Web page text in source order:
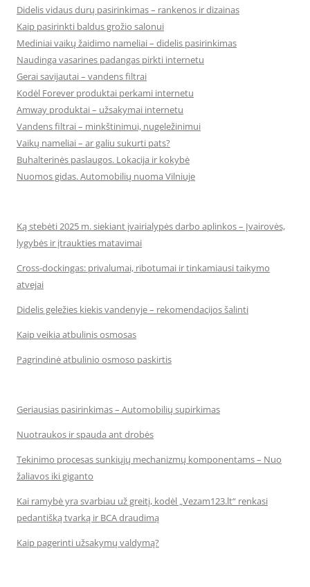
Didelis vidaus durų pasirinkimas – rankenos ir dizainas
Kaip pasirinkti baldus grožio salonui
Mediniai vaikų žaidimo nameliai – didelis pasirinkimas
Naudinga vasarines padangas pirkti internetu
Gerai savijautai – vandens filtrai
Kodėl Forever produktai perkami internetu
Amway produktai – užsakymai internetu
Vandens filtrai – minkštinimui, nugeležinimui
Vaikų nameliai – ar galiu sukurti pats?
Buhalterinės paslaugos. Lokacija ir kokybė
Nuomos gidas. Automobilių nuoma Vilniuje
Ką stebėti 2025 m. siekiant įvairialypės darbo aplinkos – Įvairovės,
lygybės ir įtraukties matavimai
Cross-dockingas: privalumai, ribotumai ir tinkamiausi taikymo
atvejai
Didelis geležies kiekis vandenyje – rekomendacijos šalinti
Kaip veikia atbulinis osmosas
Pagrindinė atbulinio osmoso paskirtis
Geriausias pasirinkimas – Automobilių supirkimas
Nuotraukos ir spauda ant drobės
Tekinimo procesas sunkiųjų mechanizmų komponentams – Nuo
žaliavos iki giganto
Kai ramybė yra svarbiau už greitį, kodėl „Vezam123.lt“ renkasi
pedantišką tvarką ir BCA draudimą
Kaip pagerinti užsakymų valdymą?